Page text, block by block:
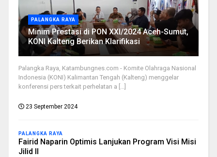
PALANGKA RAYA
Minim Prestasi di PON XXI/2024 Aceh-Sumut,
KONI Kalteng Berikan Klarifikasi
Palangka Raya, Katambungnes.com - Komite Olahraga Nasional
Indonesia (KONI) Kalimantan Tengah (Kalteng) menggelar
konferensi pers terkait perhelatan a [...]
23 September 2024
PALANGKA RAYA
Fairid Naparin Optimis Lanjukan Program Visi Misi
Jilid II